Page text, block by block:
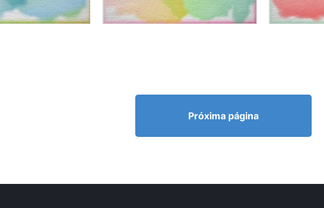
Próxima página